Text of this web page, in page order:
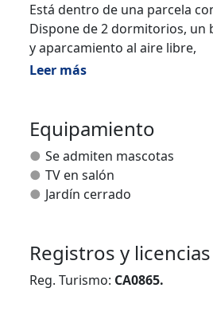
Está dentro de una parcela
Dispone de 2 dormitorios, un
y aparcamiento al aire libre,
Leer más
Equipamiento
Se admiten mascotas
TV en salón
Jardín cerrado
Registros y licencias
Reg. Turismo: CA0865.